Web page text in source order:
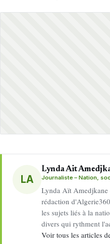
LA
Lynda Ait
Journaliste – Nation,
Lynda Aït Amedjkane
rédaction
les sujets liés à la
divers qui rythment
Voir tous les articles